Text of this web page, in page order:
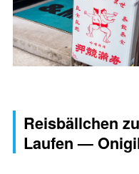
Reisbällchen
Laufen —